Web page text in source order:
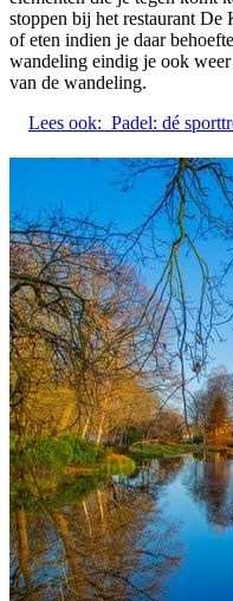
stoppen bij het restaurant
of eten indien je daar
wandeling eindig je ook
van de wandeling.
Lees ook: Padel: dé